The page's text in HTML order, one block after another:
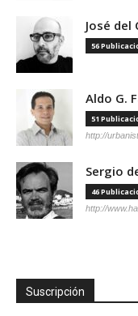
José del
56
Aldo G.
51
http://
Sergio
46
http://
Suscripción